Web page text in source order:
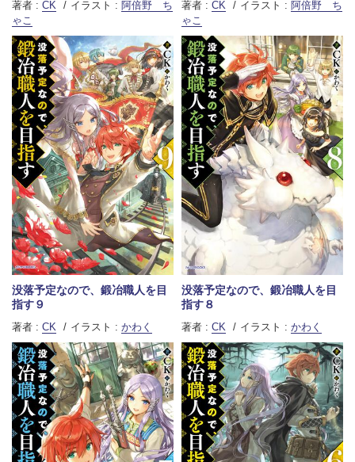
著者 : CK イラスト : 阿倍野 ち
ゃこ
著者 : CK イラスト : 阿倍野 ち
ゃこ
没落予定なので、鍛冶職人を目
指す９
著者 : CK イラスト : かわく
没落予定なので、鍛冶職人を目
指す８
著者 : CK イラスト : かわく